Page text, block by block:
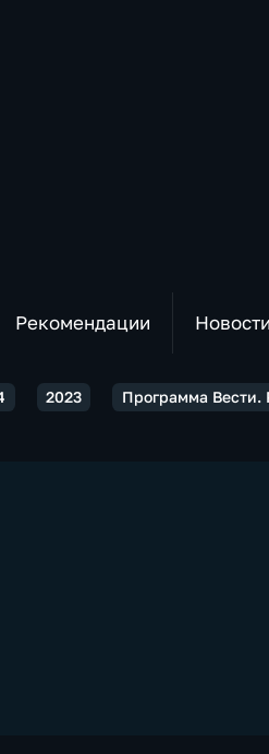
Рекомендации Новости
2023 Программа Вести.